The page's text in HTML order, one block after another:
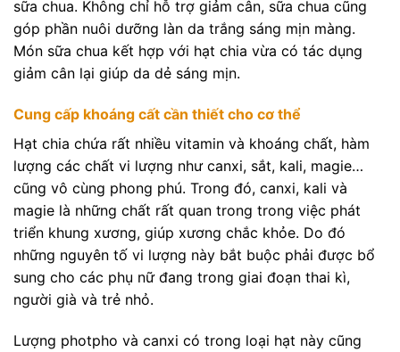
sữa chua. Không chỉ hỗ trợ giảm cân, sữa chua cũng
góp phần nuôi dưỡng làn da trắng sáng mịn màng.
Món sữa chua kết hợp với hạt chia vừa có tác dụng
giảm cân lại giúp da dẻ sáng mịn.
Cung cấp khoáng cất cần thiết cho cơ thể
Hạt chia chứa rất nhiều vitamin và khoáng chất, hàm
lượng các chất vi lượng như canxi, sắt, kali, magie…
cũng vô cùng phong phú. Trong đó, canxi, kali và
magie là những chất rất quan trong trong việc phát
triển khung xương, giúp xương chắc khỏe. Do đó
những nguyên tố vi lượng này bắt buộc phải được bổ
sung cho các phụ nữ đang trong giai đoạn thai kì,
người già và trẻ nhỏ.
Lượng photpho và canxi có trong loại hạt này cũng